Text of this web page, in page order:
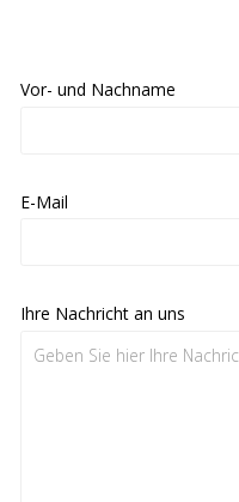
Vor- und Nachname
E-Mail
Ihre Nachricht an uns